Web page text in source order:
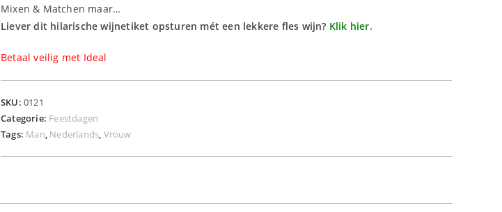
Mixen & Matchen maar…
Liever dit hilarische wijnetiket opsturen mét een lekkere fles wijn? Klik hier.
Betaal veilig met Ideal
SKU: 0121
Categorie: Feestdagen
Tags: Man, Nederlands, Vrouw